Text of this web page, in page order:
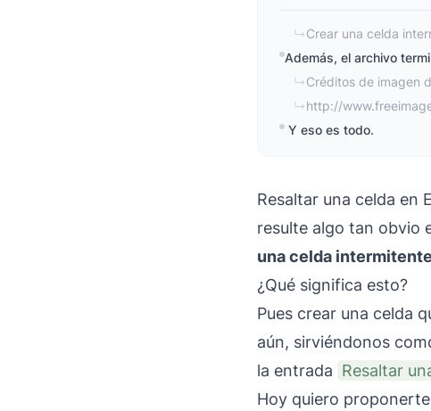
↳Crear una celda
Además, el archivo
↳Créditos de imagen
↳http://
Y eso es todo.
Resaltar una celda en
resulte algo tan obvio
una celda
¿Qué significa esto?
Pues crear una celda
aún, sirviéndonos
la entrada Resaltar
Hoy quiero